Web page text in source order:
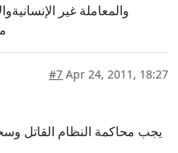
والمعاملة غير
#7 Apr 24, 2011, 18:27
يجب محاكمة النظام القاتل